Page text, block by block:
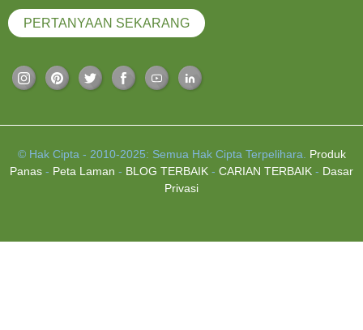
PERTANYAAN SEKARANG
© Hak Cipta - 2010-2025: Semua Hak Cipta Terpelihara.
Produk
Panas - Peta Laman - BLOG TERBAIK - CARIAN TERBAIK - Dasar
Privasi